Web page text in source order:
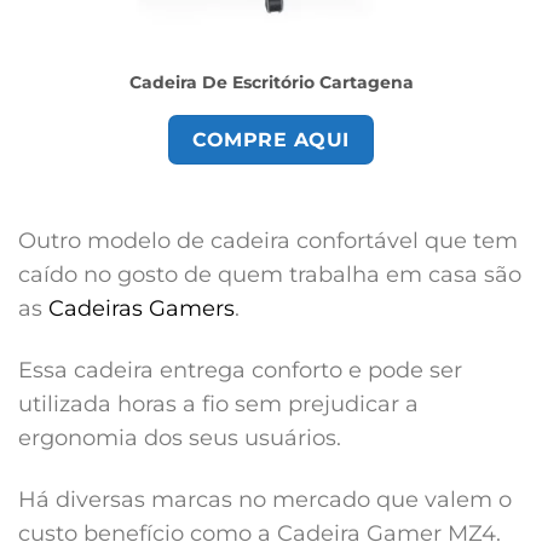
Cadeira De Escritório Cartagena
COMPRE AQUI
Outro modelo de cadeira confortável que tem
caído no gosto de quem trabalha em casa são
as Cadeiras Gamers.
Essa cadeira entrega conforto e pode ser
utilizada horas a fio sem prejudicar a
ergonomia dos seus usuários.
Há diversas marcas no mercado que valem o
custo benefício como a Cadeira Gamer MZ4.